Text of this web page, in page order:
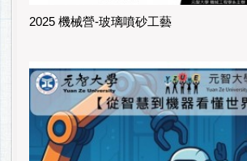
2025 機械營-玻璃噴砂工藝